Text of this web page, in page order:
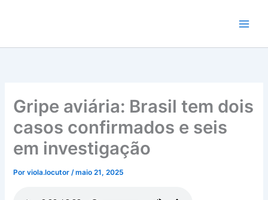
conteúdo
Gripe aviária: Brasil tem dois
casos confirmados e seis
em investigação
Porviola.locutor/maio 21, 2025